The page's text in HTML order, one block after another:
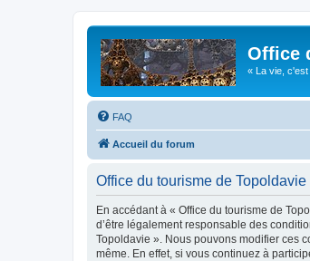
Office
« La vie,
FAQ
Accueil du forum
Office du tourisme de
En accédant à « Office du tourisme de
d’être légalement responsable des
Topoldavie ». Nous pouvons modifier ces
même. En effet, si vous continuez à